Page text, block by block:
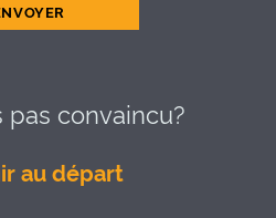
pas convaincu?
au départ